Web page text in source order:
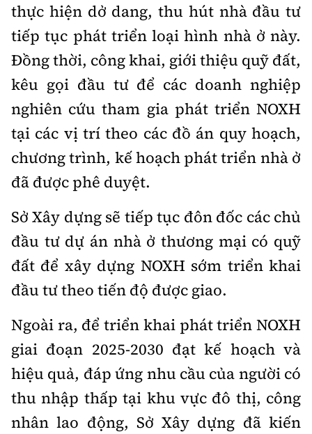
thực hiện dở dang, thu hút nhà đầu tư
tiếp tục phát triển loại hình nhà ở này.
Đồng thời, công khai, giới thiệu quỹ đất,
kêu gọi đầu tư để các doanh nghiệp
nghiên cứu tham gia phát triển NOXH
tại các vị trí theo các đồ án quy hoạch,
chương trình, kế hoạch phát triển nhà ở
đã được phê duyệt.
Sở Xây dựng sẽ tiếp tục đôn đốc các chủ
đầu tư dự án nhà ở thương mại có quỹ
đất để xây dựng NOXH sớm triển khai
đầu tư theo tiến độ được giao.
Ngoài ra, để triển khai phát triển NOXH
giai đoạn 2025-2030 đạt kế hoạch và
hiệu quả, đáp ứng nhu cầu của người có
thu nhập thấp tại khu vực đô thị, công
nhân lao động, Sở Xây dựng đã kiến